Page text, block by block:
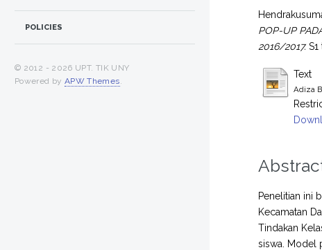
POP-UP
2016/2017. S1
Text
Adiza
Penelitian ini
Kecamatan
Tindakan
siswa. Model
POLICIES
© 2012 - 2026 UPT. TIK UNY
Powered by APW Themes